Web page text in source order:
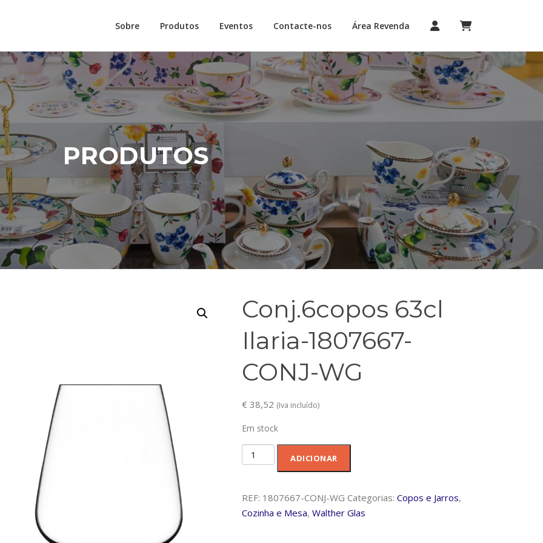
Sobre Produtos Eventos Contacte-nos Área Revenda
PRODUTOS
Conj.6copos 63cl
Ilaria-1807667-
CONJ-WG
€38,52 (Iva incluído)
Em stock
Quantidade
de
63cl
Ilaria-
ADICIONAR
REF: 1807667-CONJ-WG Categorias: Copos e Jarros,
Cozinha e Mesa, Walther Glas